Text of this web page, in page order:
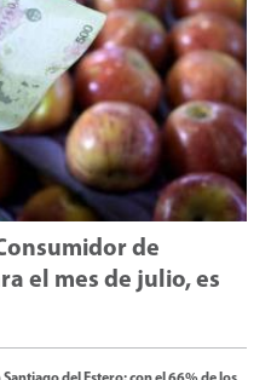
de
el mes de julio, es